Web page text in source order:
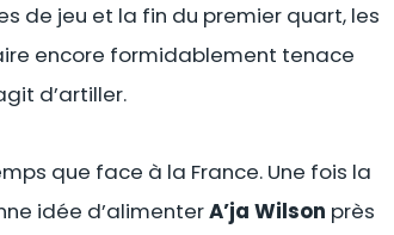
de jeu et la fin du premier quart, les
encore formidablement tenace
d’artiller.
que face à la France. Une fois la
idée d’alimenterA’ja Wilson près